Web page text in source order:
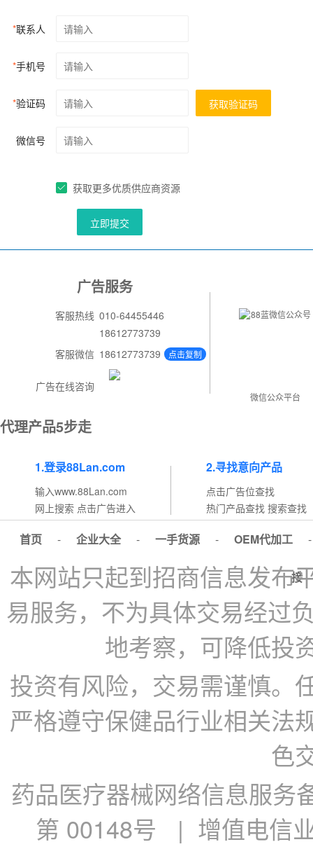
*联系人
*手机号
*验证码 获取验证码
微信号
获取更多优质供应商资源
立即提交
广告服务
客服热线
客服微信
广告在线咨询
010-64455446
18612773739
18612773739
点击复制
微信公众平台
代理产品5步走
1.登录88Lan.com
输入www.88Lan.com
网上搜索 点击广告进入
2.寻找意向产品
点击广告位查找
热门产品查找 搜索查找
首页 - 企业大全 - 一手货源 - OEM代加工
接
本网站只起到招商信息发
易服务，不为具体交易经过
地考察，可降低投
投资有风险，交易需谨慎。
严格遵守保健品行业相关法
色
药品医疗器械网络信息服务
第 00148号
| 增值电信